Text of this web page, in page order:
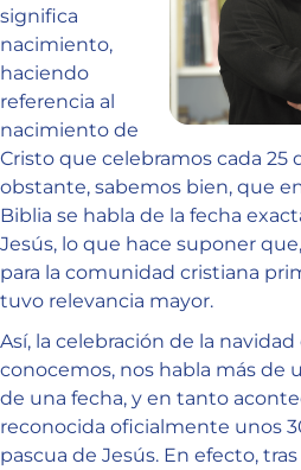
significa
nacimiento,
haciendo
referencia al
nacimiento de
Cristo que celebramos cada 25
obstante, sabemos bien, que
Biblia se habla de la fecha
Jesús, lo que hace suponer
para la comunidad cristiana
tuvo relevancia mayor.
Así, la celebración de la
conocemos, nos habla más de
de una fecha, y en tanto
reconocida oficialmente unos
pascua de Jesús. En efecto,